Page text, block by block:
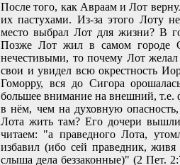
После того, как Авраам и Лот
их пастухами. Из-за этого Лоту
место выбрал Лот для жизни? В
Позже Лот жил в самом городе
нечестивыми, то почему Лот
свои и увидел всю окрестность
Гоморру, вся до Сигора
большее внимание на внешний, т.е.
в нём, чем на духовную
Лота жить там? Его дочери
читаем: "а праведного Лота,
избавил (ибо сей праведник,
слыша дела беззаконные)" (2 Пет.